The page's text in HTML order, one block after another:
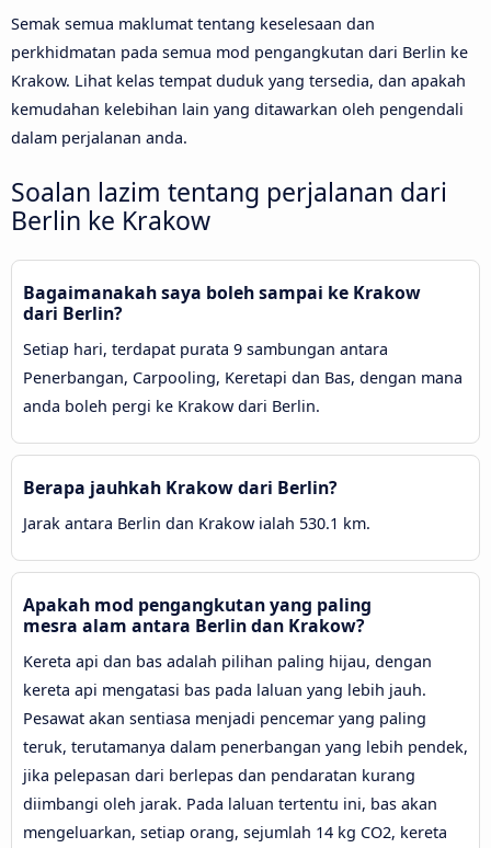
Semak semua maklumat tentang keselesaan dan
perkhidmatan pada semua mod pengangkutan dari Berlin ke
Krakow. Lihat kelas tempat duduk yang tersedia, dan apakah
kemudahan kelebihan lain yang ditawarkan oleh pengendali
dalam perjalanan anda.
Soalan lazim tentang perjalanan dari
Berlin ke Krakow
Bagaimanakah saya boleh sampai ke Krakow
dari Berlin?
Setiap hari, terdapat purata 9 sambungan antara
Penerbangan, Carpooling, Keretapi dan Bas, dengan mana
anda boleh pergi ke Krakow dari Berlin.
Berapa jauhkah Krakow dari Berlin?
Jarak antara Berlin dan Krakow ialah 530.1 km.
Apakah mod pengangkutan yang paling
mesra alam antara Berlin dan Krakow?
Kereta api dan bas adalah pilihan paling hijau, dengan
kereta api mengatasi bas pada laluan yang lebih jauh.
Pesawat akan sentiasa menjadi pencemar yang paling
teruk, terutamanya dalam penerbangan yang lebih pendek,
jika pelepasan dari berlepas dan pendaratan kurang
diimbangi oleh jarak. Pada laluan tertentu ini, bas akan
mengeluarkan, setiap orang, sejumlah 14 kg CO2, kereta